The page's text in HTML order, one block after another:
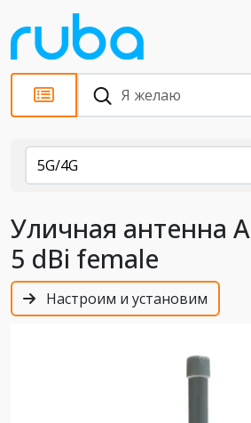
Каталог
5G/4G
Уличная антенна
5 dBi female
Настроим и установим